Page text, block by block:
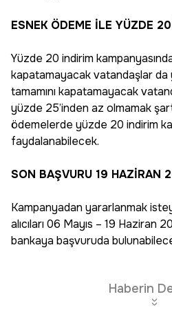
ESNEK ÖDEME İLE YÜZDE
Yüzde 20 indirim
kapatamayacak vatandaşlar
tamamını kapatamayacak
yüzde 25’inden az olmamak
ödemelerde yüzde 20 indirim
faydalanabilecek.
SON BAŞVURU 19 HAZİRAN
Kampanyadan yararlanmak
alıcıları 06 Mayıs – 19 Haziran
bankaya başvuruda
Haberin